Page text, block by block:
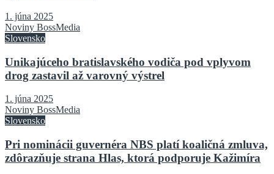
1. júna 2025
Noviny BossMedia
Slovensko
Unikajúceho bratislavského vodiča pod vplyvom
drog zastavil až varovný výstrel
1. júna 2025
Noviny BossMedia
Slovensko
Pri nominácii guvernéra NBS platí koaličná zmluva,
zdôrazňuje strana Hlas, ktorá podporuje Kažimíra